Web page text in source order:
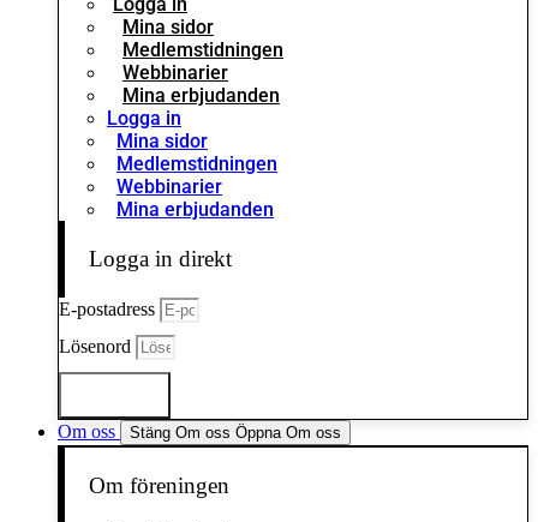
Mina sidor
Medlemstidningen
Webbinarier
Mina erbjudanden
Logga in
Mina sidor
Medlemstidningen
Webbinarier
Mina erbjudanden
Logga in direkt
E-postadress
Lösenord
Om oss Stäng Om oss Öppna Om oss
Om föreningen